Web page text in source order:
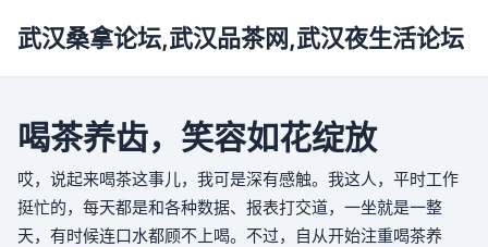
武汉桑拿论坛,武汉品茶网,武汉夜生活论坛
喝茶养齿，笑容如花绽放
哎，说起来喝茶这事儿，我可是深有感触。我这人，平时工作
挺忙的，每天都是和各种数据、报表打交道，一坐就是一整
天，有时候连口水都顾不上喝。不过，自从开始注重喝茶养